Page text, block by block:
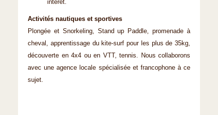
intérêt.
Activités nautiques et sportives
Plongée et Snorkeling, Stand up Paddle, promenade à
cheval, apprentissage du kite-surf pour les plus de 35kg,
découverte en 4x4 ou en VTT, tennis. Nous collaborons
avec une agence locale spécialisée et francophone à ce
sujet.